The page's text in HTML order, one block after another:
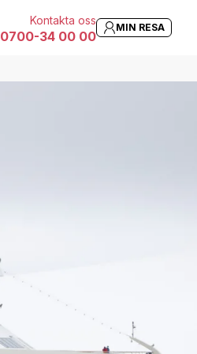
Kontakta oss
0700-34 00 00
MIN RESA